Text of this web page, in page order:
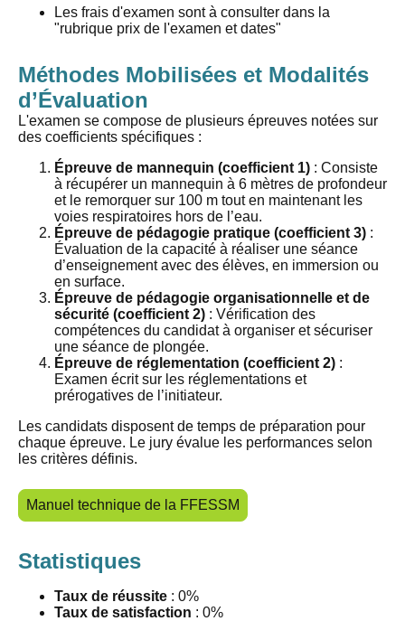
Les frais d'examen sont à consulter dans la
"rubrique prix de l'examen et dates"
Méthodes Mobilisées et Modalités
d’Évaluation
L'examen se compose de plusieurs épreuves notées sur
des coefficients spécifiques :
Épreuve de mannequin (coefficient 1) : Consiste
à récupérer un mannequin à 6 mètres de profondeur
et le remorquer sur 100 m tout en maintenant les
voies respiratoires hors de l’eau.
Épreuve de pédagogie pratique (coefficient 3) :
Évaluation de la capacité à réaliser une séance
d’enseignement avec des élèves, en immersion ou
en surface.
Épreuve de pédagogie organisationnelle et de
sécurité (coefficient 2) : Vérification des
compétences du candidat à organiser et sécuriser
une séance de plongée.
Épreuve de réglementation (coefficient 2) :
Examen écrit sur les réglementations et
prérogatives de l’initiateur.
Les candidats disposent de temps de préparation pour
chaque épreuve. Le jury évalue les performances selon
les critères définis.
Manuel technique de la FFESSM
Statistiques
Taux de réussite : 0%
Taux de satisfaction : 0%